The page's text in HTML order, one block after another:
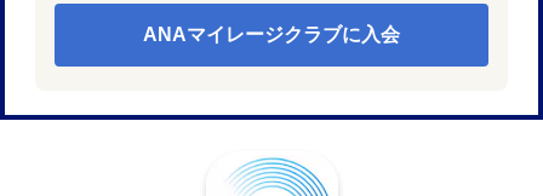
ANAマイレージクラブに入会